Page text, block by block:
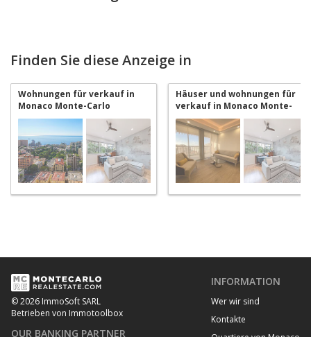
Finden Sie diese Anzeige in
Wohnungen für verkauf in
Monaco Monte-Carlo
Häuser und wohnungen für
verkauf in Monaco Monte-
Carlo
© 2026 ImmoSoft SARL
Betrieben von Immotoolbox
OUR BANKING PARTNER
INFORMATION
Wer wir sind
Kontakte